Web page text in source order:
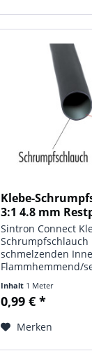
Klebe-
3:1 4.8 mm
Sintron Connect
Schrumpfschlauch
schmelzenden
Flammhemmend/
Basispreis 1 m.
Daten: Typ: Klebe-
4.8 mm; Farbe:
Inhalt 1 Meter
0,99 € *
Merken